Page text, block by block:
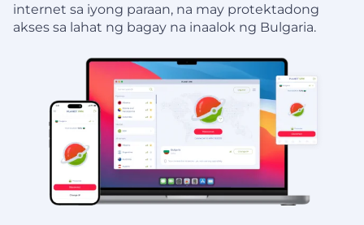
internet sa iyong paraan, na may protektadong
akses sa lahat ng bagay na inaalok ng Bulgaria.